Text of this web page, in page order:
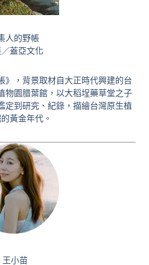
人的野帳
蓋亞文化
》，背景取材自大正時代興建的台
園腊葉館，以大稻埕藥草堂之子
定到研究、紀錄，描繪台灣原生植
黃金年代。
王小苗